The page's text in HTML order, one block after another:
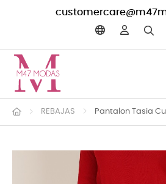
REBAJAS Pantalon Tasia